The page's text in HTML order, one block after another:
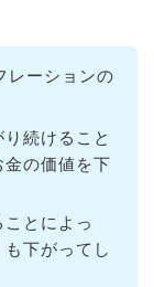
レーションの
続けること
の価値を下
とによっ
下がってし